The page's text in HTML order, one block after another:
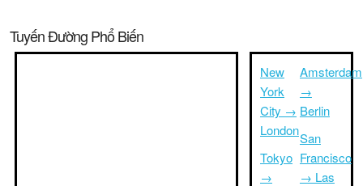
Tuyến Đường Phổ Biến
New
York
City →
London
Tokyo
→
Amsterdam
→
Berlin
San
Francisco
→ Las